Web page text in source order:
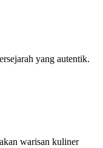
yang autentik.
warisan kuliner